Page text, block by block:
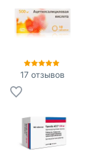
17 отзывов